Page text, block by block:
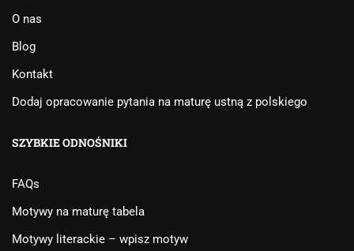
O nas
Blog
Kontakt
Dodaj opracowanie pytania na maturę ustną z polskiego
SZYBKIE ODNOŚNIKI
FAQs
Motywy na maturę tabela
Motywy literackie – wpisz motyw